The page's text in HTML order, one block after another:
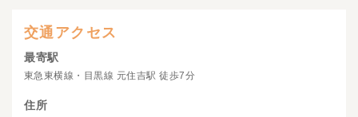
交通アクセス
最寄駅
東急東横線・目黒線 元住吉駅 徒歩7分
住所